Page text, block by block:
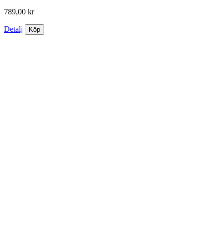
789,00 kr
Detalj Köp